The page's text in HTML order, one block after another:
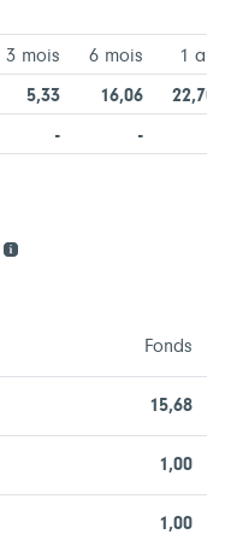
3 mois 6 mois 1 an
5,33 16,06 22,70
- -
Fonds
15,68
1,00
1,00